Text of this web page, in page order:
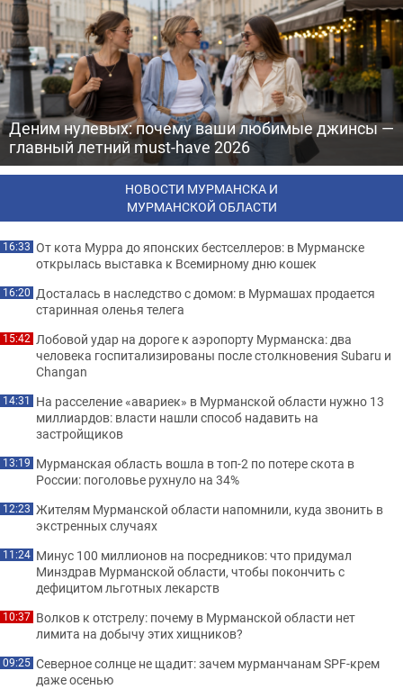
Деним нулевых: почему ваши любимые джинсы —
главный летний must-have 2026
НОВОСТИ МУРМАНСКА И
МУРМАНСКОЙ ОБЛАСТИ
16:33 От кота Мурра до японских бестселлеров: в Мурманске
открылась выставка к Всемирному дню кошек
16:20 Досталась в наследство с домом: в Мурмашах продается
старинная оленья телега
15:42 Лобовой удар на дороге к аэропорту Мурманска: два
человека госпитализированы после столкновения Subaru и
Changan
14:31 На расселение «авариек» в Мурманской области нужно 13
миллиардов: власти нашли способ надавить на
застройщиков
13:19 Мурманская область вошла в топ-2 по потере скота в
России: поголовье рухнуло на 34%
12:23 Жителям Мурманской области напомнили, куда звонить в
экстренных случаях
11:24 Минус 100 миллионов на посредников: что придумал
Минздрав Мурманской области, чтобы покончить с
дефицитом льготных лекарств
10:37 Волков к отстрелу: почему в Мурманской области нет
лимита на добычу этих хищников?
09:25 Северное солнце не щадит: зачем мурманчанам SPF-крем
даже осенью